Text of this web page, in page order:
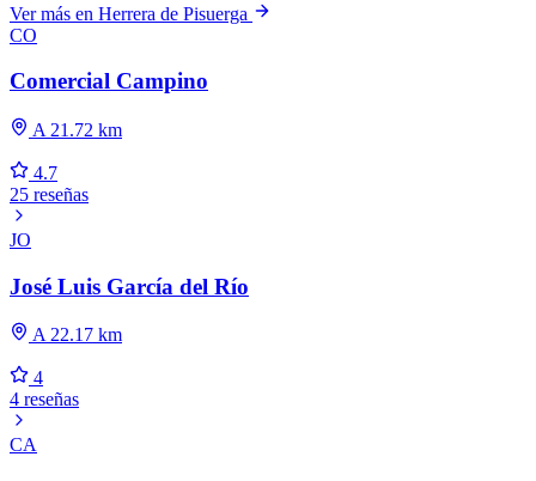
Ver más en Herrera de Pisuerga
CO
Comercial Campino
A 21.72 km
4.7
25 reseñas
JO
José Luis García del Río
A 22.17 km
4
4 reseñas
CA